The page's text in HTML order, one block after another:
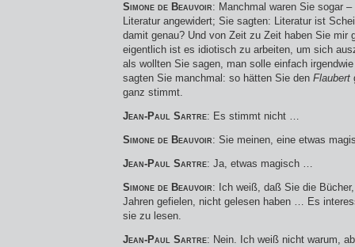
Simone de Beauvoir: Manchmal waren Sie sogar
Literatur angewidert; Sie sagten: Literatur ist
damit genau? Und von Zeit zu Zeit haben Sie mir
eigentlich ist es idiotisch zu arbeiten, um sich
als wollten Sie sagen, man solle einfach
sagten Sie manchmal: so hätten Sie den Flaubert
ganz stimmt.
Jean-Paul Sartre: Es stimmt nicht …
Simone de Beauvoir: Sie meinen, eine etwas
Jean-Paul Sartre: Ja, etwas magisch …
Simone de Beauvoir: Ich weiß, daß Sie die
Jahren gefielen, nicht gelesen haben … Es
sie zu lesen.
Jean-Paul Sartre: Nein. Ich weiß nicht warum,